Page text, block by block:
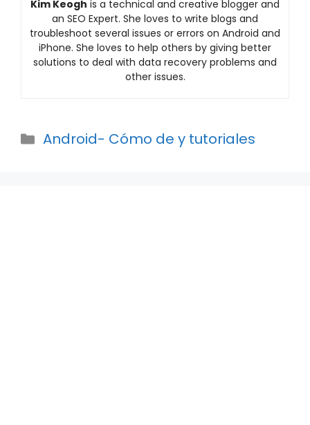
Kim Keogh is a technical and creative blogger and
an SEO Expert. She loves to write blogs and
troubleshoot several issues or errors on Android and
iPhone. She loves to help others by giving better
solutions to deal with data recovery problems and
other issues.
Categories
Android- Cómo de y tutoriales